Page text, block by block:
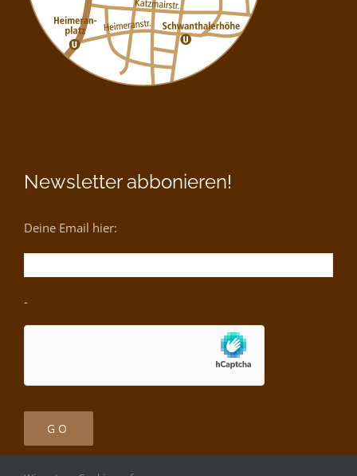
Newsletter abbonieren!
Deine Email hier:
-